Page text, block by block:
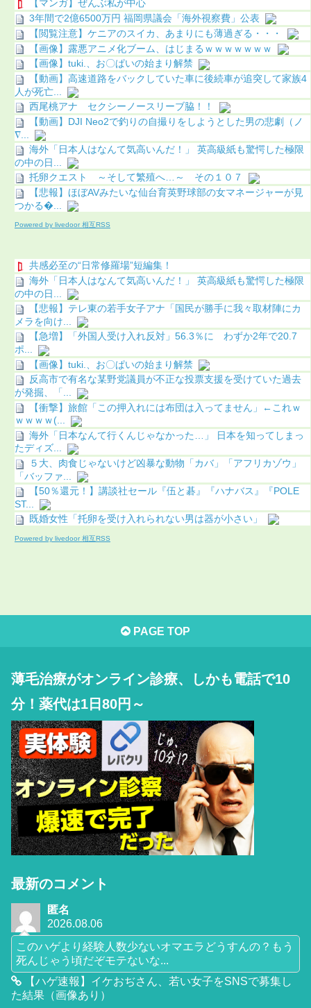
【マンガ】ぜんぶ私が中心
3年間で2億6500万円 福岡県議会「海外視察費」公表
【閲覧注意】ケニアのスイカ、あまりにも薄過ぎる・・・
【画像】露悪アニメ化ブーム、はじまるｗｗｗｗｗｗｗ
【画像】tuki.、お〇ぱいの始まり解禁
【動画】高速道路をバックしていた車に後続車が追突して家族4
人が死亡...
西尾桃アナ セクシーノースリーブ脇！！
【動画】DJI Neo2で釣りの自撮りをしようとした男の悲劇（ノ
∇...
海外「日本人はなんて気高いんだ！」 英高級紙も驚愕した極限
の中の日...
托卵クエスト ～そして繁殖へ…～ その１０７
【悲報】ほぼAVみたいな仙台育英野球部の女マネージャーが見
つかる...
Powered by livedoor 相互RSS
共感必至の“日常修羅場”短編集！
海外「日本人はなんて気高いんだ！」 英高級紙も驚愕した極限
の中の日...
【悲報】テレ東の若手女子アナ「国民が勝手に我々取材陣にカ
メラを向け...
【急増】「外国人受け入れ反対」56.3％に わずか2年で20.7
ポ...
【画像】tuki.、お〇ぱいの始まり解禁
反高市で有名な某野党議員が不正な投票支援を受けていた過去
が発掘、「...
【衝撃】旅館「この押入れには布団は入ってません」←これｗ
ｗｗｗｗ(...
海外「日本なんて行くんじゃなかった…」 日本を知ってしまっ
たディズ...
５大、肉食じゃないけど凶暴な動物「カバ」「アフリカゾウ」
「バッファ...
【50％還元！】講談社セール『伍と碁』『ハナバス』『POLE
ST...
既婚女性「托卵を受け入れられない男は器が小さい」
Powered by livedoor 相互RSS
PAGE TOP
薄毛治療がオンライン診療、しかも電話で10
分！薬代は1日80円～
最新のコメント
匿名
2026.08.06
このハゲより経験人数少ないオマエラどうすんの？もう
死んじゃう頃だぞモテないな...
【ハゲ速報】イケおぢさん、若い女子をSNSで募集し
た結果（画像あり）